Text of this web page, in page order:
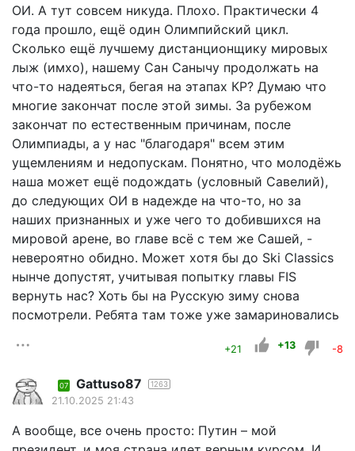
ОИ. А тут совсем никуда. Плохо. Практически 4
года прошло, ещё один Олимпийский цикл.
Сколько ещё лучшему дистанционщику мировых
лыж (имхо), нашему Сан Санычу продолжать на
что-то надеяться, бегая на этапах КР? Думаю что
многие закончат после этой зимы. За рубежом
закончат по естественным причинам, после
Олимпиады, а у нас "благодаря" всем этим
ущемлениям и недопускам. Понятно, что молодёжь
наша может ещё подождать (условный Савелий),
до следующих ОИ в надежде на что-то, но за
наших признанных и уже чего то добившихся на
мировой арене, во главе всё с тем же Сашей, -
невероятно обидно. Может хотя бы до Ski Classics
нынче допустят, учитывая попытку главы FIS
вернуть нас? Хоть бы на Русскую зиму снова
посмотрели. Ребята там тоже уже замариновались
+21 +13 -8
07 Gattuso87 1263
21.10.2025 21:43
А вообще, все очень просто: Путин – мой